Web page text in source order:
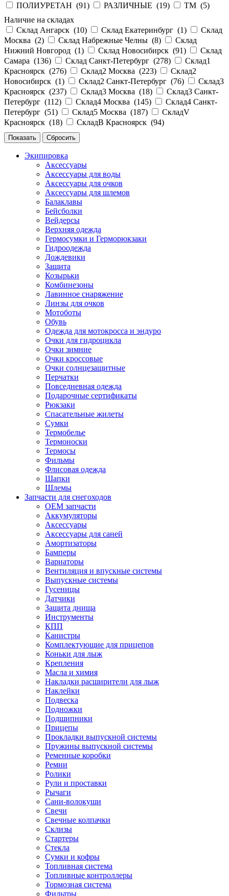
ПОЛИУРЕТАН (91) РАЗЛИЧНЫЕ (19) ТМ (5)
Наличие на складах
Склад Ангарск (10) Склад Екатеринбург (1)
Склад
Москва (2) Склад Набрежные Челны (8)
Склад
Нижний Новгород (1) Склад Новосибирск (91)
Склад
Самара (136) Склад Санкт-Петербург (278)
Склад1
Красноярск (276) Склад2 Москва (223)
Склад2
Новосибирск (1) Склад2 Санкт-Петербург (76)
Склад3
Красноярск (237) Склад3 Москва (18)
Склад3 Санкт-
Петербург (112) Склад4 Москва (145)
Склад4 Санкт-
Петербург (51) Склад5 Москва (187)
СкладV
Красноярск (18) СкладВ Красноярск (94)
Экипировка
Аксессуары
Аксессуары для воды
Аксессуары для очков
Аксессуары для шлемов
Балаклавы
Бейсболки
Вейдерсы
Верхняя одежда
Гермосумки и Герморюкзаки
Гидроодежда
Дождевики
Защита
Козырьки
Комбинезоны
Лавинное снаряжение
Линзы для очков
Мотоботы
Обувь
Одежда для мотокросса и эндуро
Очки для гидроцикла
Очки зимние
Очки кроссовые
Очки солнцезащитные
Перчатки
Повседневная одежда
Подарочные сертификаты
Рюкзаки
Спасательные жилеты
Сумки
Термобелье
Термоноски
Термосы
Фильмы
Флисовая одежда
Шапки
Шлемы
Запчасти для снегоходов
OEM запчасти
Аккумуляторы
Аксессуары
Аксессуары для саней
Амортизаторы
Бамперы
Вариаторы
Вентиляция и впускные системы
Выпускные системы
Гусеницы
Датчики
Защита днища
Инструменты
КПП
Канистры
Комплектующие для прицепов
Коньки для лыж
Крепления
Масла и химия
Накладки расширители для лыж
Наклейки
Подвеска
Подножки
Подшипники
Прицепы
Прокладки выпускной системы
Пружины выпускной системы
Ременные коробки
Ремни
Ролики
Рули и проставки
Рычаги
Сани-волокуши
Свечи
Свечные колпачки
Склизы
Стартеры
Стекла
Сумки и кофры
Топливная система
Топливные контроллеры
Тормозная система
Фильтры